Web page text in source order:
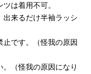
は着用不可。
出来るだけ半袖ラッシ
止です。（怪我の原因
（怪我の原因になり